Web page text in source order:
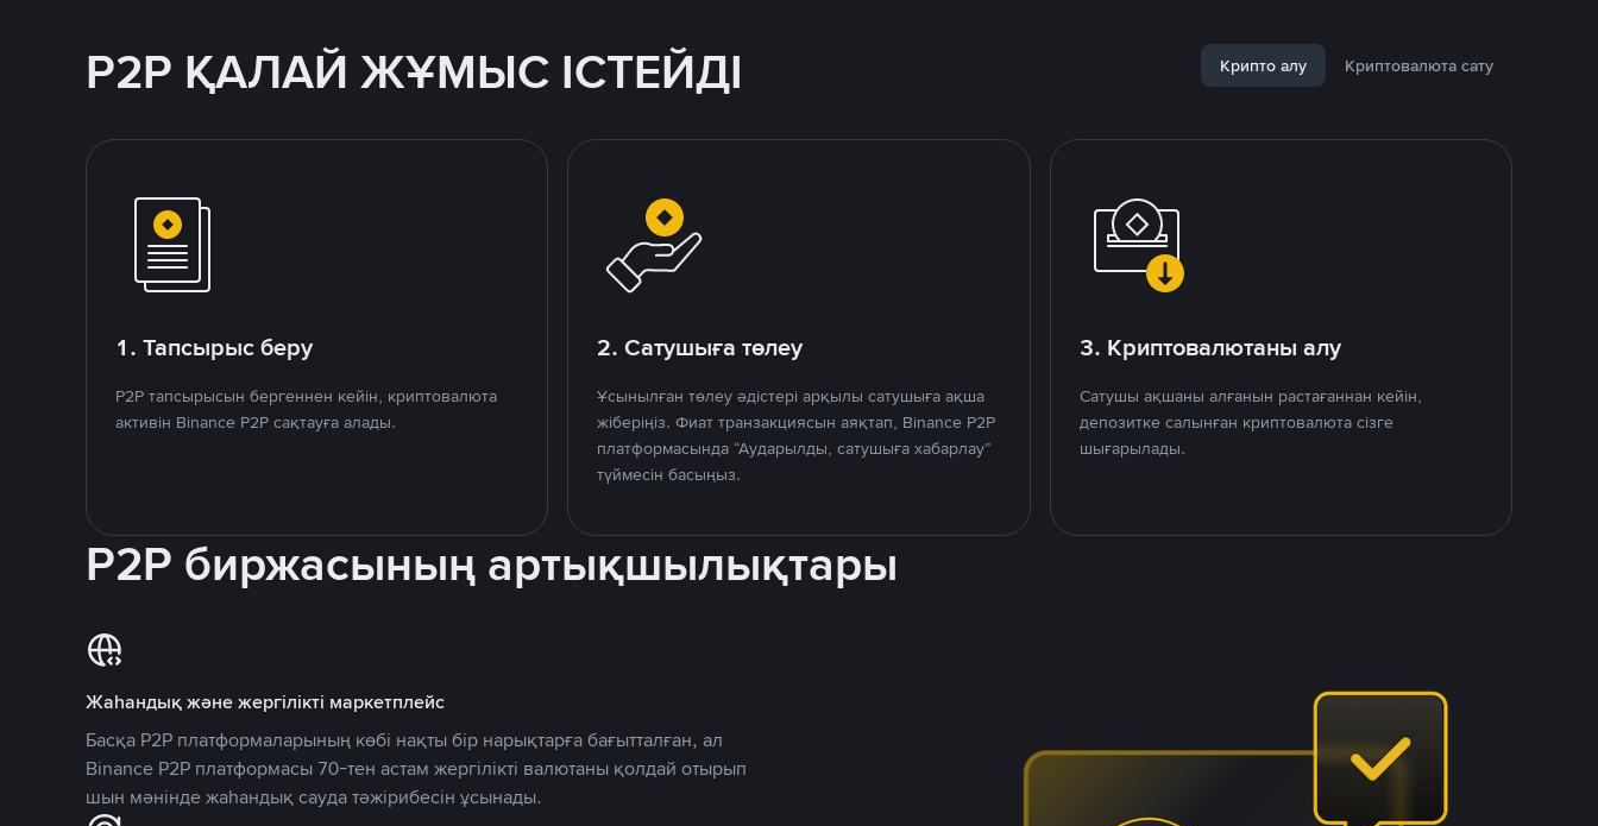
P2P ҚАЛАЙ ЖҰМЫС ІСТЕЙДІ Крипто алу Криптовалюта сату
1. Тапсырыс беру
P2P тапсырысын бергеннен кейін, криптовалюта
активін Binance P2P сақтауға алады.
2. Сатушыға төлеу
Ұсынылған төлеу әдістері арқылы сатушыға ақша
жіберіңіз. Фиат транзакциясын аяқтап, Binance P2P
платформасында “Аударылды, сатушыға хабарлау”
түймесін басыңыз.
3. Криптовалютаны алу
Сатушы ақшаны алғанын растағаннан кейін,
депозитке салынған криптовалюта сізге
шығарылады.
P2P биржасының артықшылықтары
Жаһандық және жергілікті маркетплейс
Басқа P2P платформаларының көбі нақты бір нарықтарға бағытталған, ал
Binance P2P платформасы 70-тен астам жергілікті валютаны қолдай отырып
шын мәнінде жаһандық сауда тәжірибесін ұсынады.